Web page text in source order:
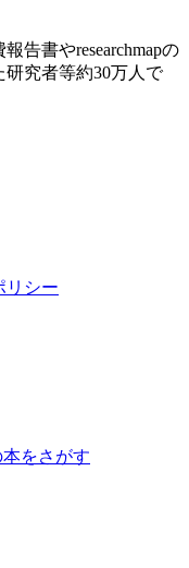
告書やresearchmapの
究者等約30万人で
リシー
をさがす